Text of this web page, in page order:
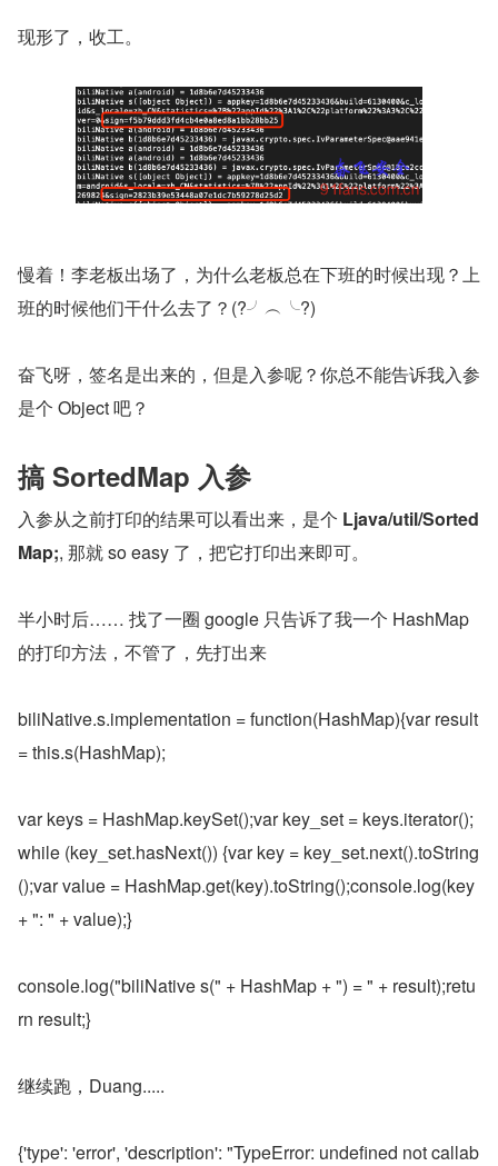
现形了，收工。
慢着！李老板出场了，为什么老板总在下班的时候出现？上
班的时候他们干什么去了？(?╯︵╰?)
奋飞呀，签名是出来的，但是入参呢？你总不能告诉我入参
是个 Object 吧？
搞 SortedMap 入参
入参从之前打印的结果可以看出来，是个 Ljava/util/Sorted
Map;, 那就 so easy 了，把它打印出来即可。
半小时后…… 找了一圈 google 只告诉了我一个 HashMap
的打印方法，不管了，先打出来
biliNative.s.implementation = function(HashMap){var result
= this.s(HashMap);
var keys = HashMap.keySet();var key_set = keys.iterator();
while (key_set.hasNext()) {var key = key_set.next().toString
();var value = HashMap.get(key).toString();console.log(key
+ ": " + value);}
console.log("biliNative s(" + HashMap + ") = " + result);retu
rn result;}
继续跑，Duang.....
{'type': 'error', 'description': "TypeError: undefined not callab